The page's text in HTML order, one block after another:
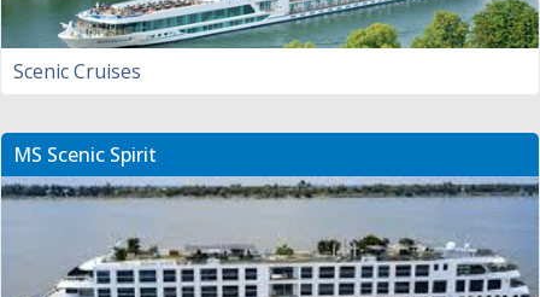
Scenic Cruises
MS Scenic Spirit